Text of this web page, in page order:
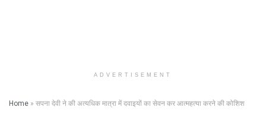
ADVERTISEMENT
Home » सपना देवी ने की अत्यधिक मात्रा में दवाइयों का सेवन कर आत्महत्या करने की कोशिश